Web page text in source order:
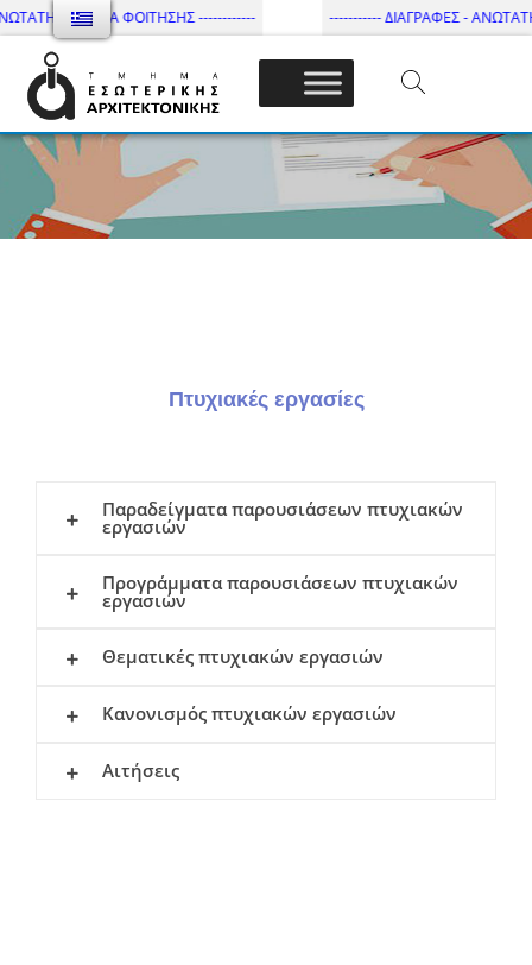
ΔΙΑΡΚΕΙΑ ΦΟΙΤΗΣΗΣ ------------ ----------- ΔΙΑΓΡΑΦΕΣ -
Τμήμα Εσωτ. Αρχιτεκτονικής – ΔΙ.ΠΑ.Ε
Πτυχιακές εργασίες
Παραδείγματα παρουσιάσεων πτυχιακών
εργασιών
Προγράμματα παρουσιάσεων πτυχιακών
εργασιών
Θεματικές πτυχιακών εργασιών
Κανονισμός πτυχιακών εργασιών
Αιτήσεις